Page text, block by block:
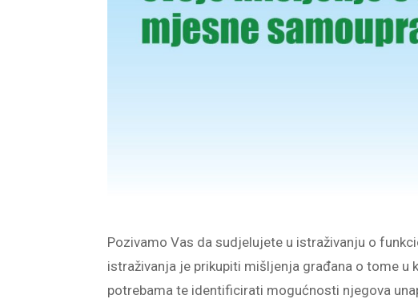
Pozivamo Vas da sudjelujete u istraživanju o
istraživanja je prikupiti mišljenja građana o tome
potrebama te identificirati mogućnosti njegova